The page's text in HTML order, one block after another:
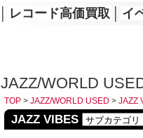
レコード高価買取 イ
JAZZ/WORLD
TOP > JAZZ/WORLD USED > JAZZ
JAZZ VIBES